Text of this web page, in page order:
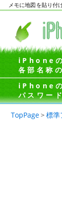
メモに地図を貼り付
iPhoneの
各部名称
iPhoneの
パスワー
TopPage>標準